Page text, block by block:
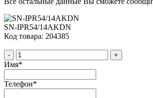
SN-IPR54/14AKDN
Код товара: 204385
- +
Имя*
Телефон*